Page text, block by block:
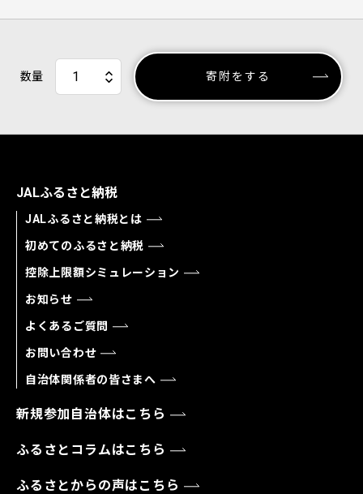
数量 寄附をする
JALふるさと納税
JALふるさと納税とは
初めてのふるさと納税
控除上限額シミュレーション
お知らせ
よくあるご質問
お問い合わせ
自治体関係者の皆さまへ
新規参加自治体はこちら
ふるさとコラムはこちら
ふるさとからの声はこちら